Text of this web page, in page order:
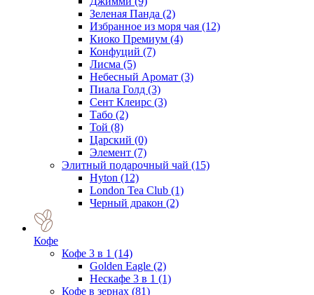
Зеленая Панда (2)
Избранное из моря чая (12)
Киоко Премиум (4)
Конфуций (7)
Лисма (5)
Небесный Аромат (3)
Пиала Голд (3)
Сент Клеирс (3)
Табо (2)
Той (8)
Царский (0)
Элемент (7)
Элитный подарочный чай (15)
Hyton (12)
London Tea Club (1)
Черный дракон (2)
Кофе
Кофе 3 в 1 (14)
Golden Eagle (2)
Нескафе 3 в 1 (1)
Кофе в зернах (81)